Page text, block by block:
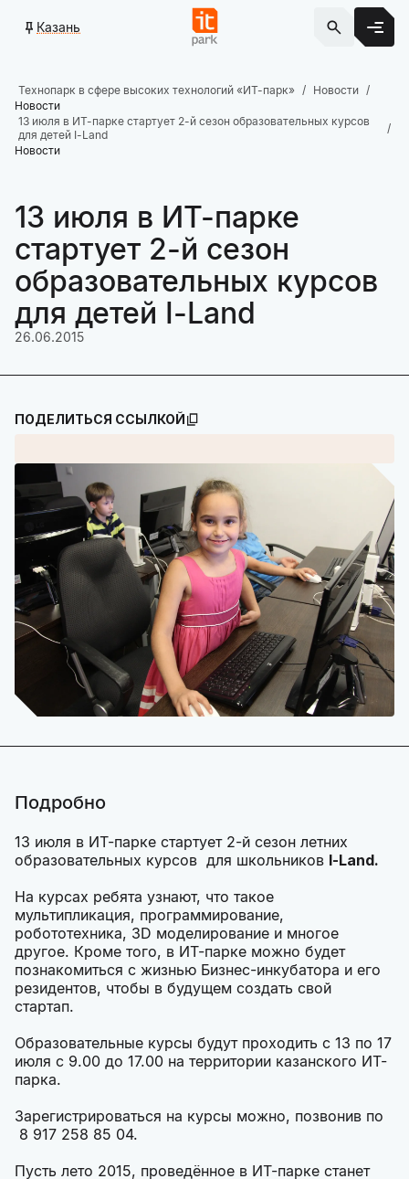
Казань
Технопарк в сфере высоких технологий «ИТ-парк»
Новости
Новости
13 июля в ИТ-парке стартует 2-й сезон образовательных курсов
для детей I-Land
Новости
13 июля в ИТ-парке
стартует 2-й сезон
образовательных курсов
для детей I-Land
26.06.2015
ПОДЕЛИТЬСЯ ССЫЛКОЙ
Подробно
13 июля в ИТ-парке стартует 2-й сезон летних
образовательных курсов для школьников I-Land.
На курсах ребята узнают, что такое
мультипликация, программирование,
робототехника, 3D моделирование и многое
другое. Кроме того, в ИТ-парке можно будет
познакомиться с жизнью Бизнес-инкубатора и его
резидентов, чтобы в будущем создать свой
стартап.
Образовательные курсы будут проходить с 13 по 17
июля с 9.00 до 17.00 на территории казанского ИТ-
парка.
Зарегистрироваться на курсы можно, позвонив по
8 917 258 85 04.
Пусть лето 2015, проведённое в ИТ-парке станет